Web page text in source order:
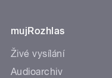
mujRozhlas
Živé vysílání
Audioarchiv